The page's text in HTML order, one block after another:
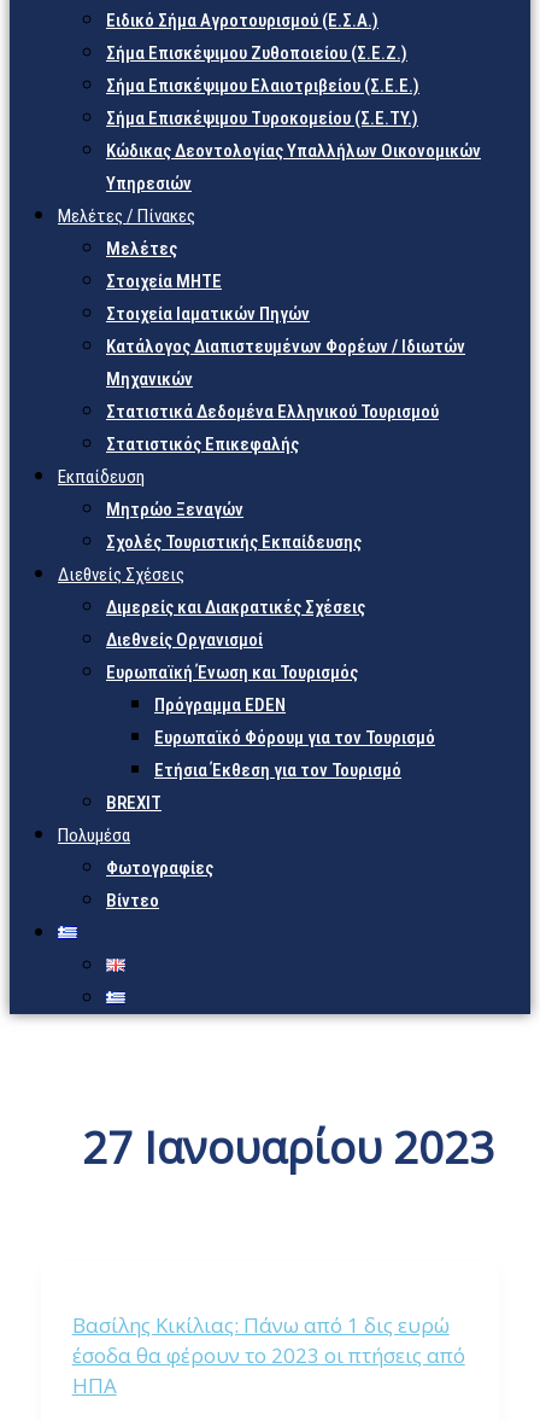
Ειδικό Σήμα Αγροτουρισμού (Ε.Σ.Α.)
Σήμα Επισκέψιμου Ζυθοποιείου (Σ.Ε.Ζ.)
Σήμα Επισκέψιμου Ελαιοτριβείου (Σ.Ε.Ε.)
Σήμα Επισκέψιμου Τυροκομείου (Σ.Ε.TY.)
Κώδικας Δεοντολογίας Υπαλλήλων Οικονομικών
Υπηρεσιών
Μελέτες / Πίνακες
Μελέτες
Στοιχεία ΜΗΤΕ
Στοιχεία Ιαματικών Πηγών
Κατάλογος Διαπιστευμένων Φορέων / Ιδιωτών
Μηχανικών
Στατιστικά Δεδομένα Ελληνικού Τουρισμού
Στατιστικός Επικεφαλής
Εκπαίδευση
Μητρώο Ξεναγών
Σχολές Τουριστικής Εκπαίδευσης
Διεθνείς Σχέσεις
Διμερείς και Διακρατικές Σχέσεις
Διεθνείς Οργανισμοί
Ευρωπαϊκή Ένωση και Τουρισμός
Πρόγραμμα EDEN
Ευρωπαϊκό Φόρουμ για τον Τουρισμό
Ετήσια Έκθεση για τον Τουρισμό
BREXIT
Πολυμέσα
Φωτογραφίες
Βίντεο
27 Ιανουαρίου 2023
Βασίλης Κικίλιας: Πάνω από 1 δις ευρώ
έσοδα θα φέρουν το 2023 οι πτήσεις από
ΗΠΑ